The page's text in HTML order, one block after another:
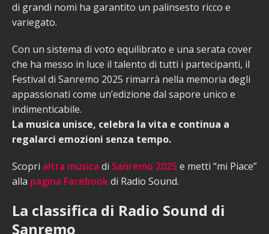
di grandi nomi ha garantito un palinsesto ricco e
variegato.
Con un sistema di voto equilibrato e una serata cover
che ha messo in luce il talento di tutti i partecipanti, il
Festival di Sanremo 2025 rimarrà nella memoria degli
appassionati come un’edizione dal sapore unico e
indimenticabile.
La musica unisce, celebra la vita e continua a
regalarci emozioni senza tempo.
Scopri altra musica di Sanremo 2025 e metti “mi Piace”
alla pagina Facebookdi Radio Sound.
La classifica di Radio Sound di
Sanremo